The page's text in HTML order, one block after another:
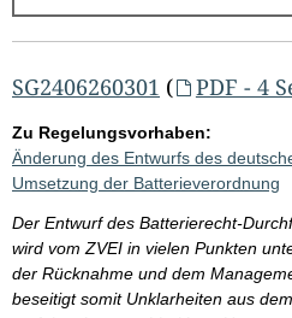
g
e
b
n
i
s
s
e
p
SG2406260301 ( PDF - 4
Zu Regelungsvorhaben:
Änderung des Entwurfs des
Umsetzung der Batterieverordnung
Der Entwurf des Batterierecht-
wird vom ZVEI in vielen Punkten
der Rücknahme und dem
beseitigt somit Unklarheiten aus